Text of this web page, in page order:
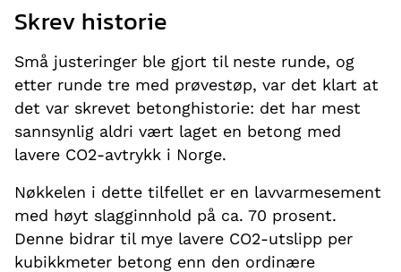
Skrev historie
Små justeringer ble gjort til neste runde, og
etter runde tre med prøvestøp, var det klart at
det var skrevet betonghistorie: det har mest
sannsynlig aldri vært laget en betong med
lavere CO2-avtrykk i Norge.
Nøkkelen i dette tilfellet er en lavvarmesement
med høyt slagginnhold på ca. 70 prosent.
Denne bidrar til mye lavere CO2-utslipp per
kubikkmeter betong enn den ordinære